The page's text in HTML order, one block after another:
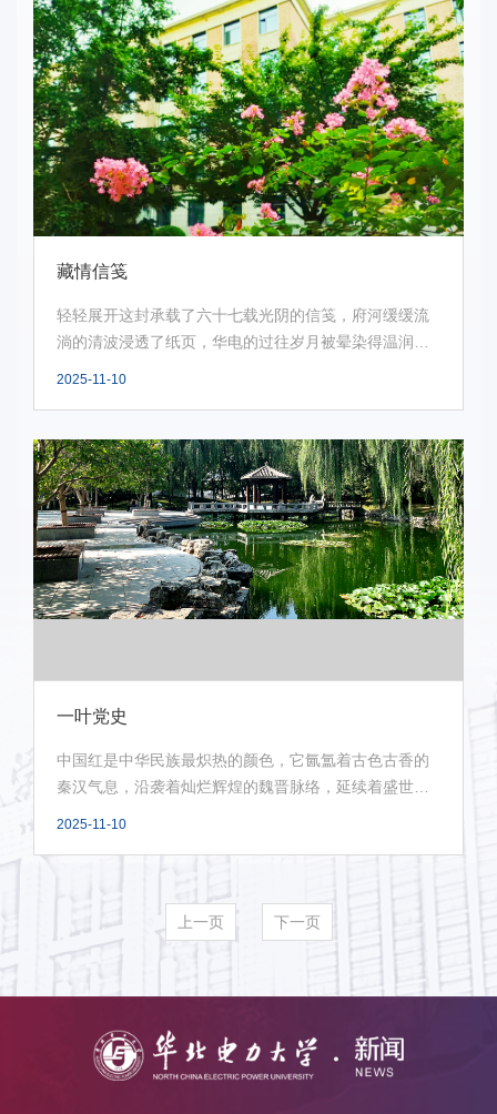
藏情信笺
轻轻展开这封承载了六十七载光阴的信笺，府河缓缓流
淌的清波浸透了纸页，华电的过往岁月被晕染得温润绵
2025-11-10
一叶党史
中国红是中华民族最炽热的颜色，它氤氲着古色古香的
秦汉气息，沿袭着灿烂辉煌的魏晋脉络，延续着盛世气
2025-11-10
上一页 下一页